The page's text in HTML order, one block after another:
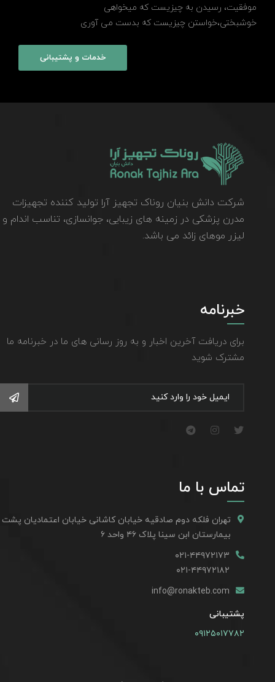
موفقیت، رسیدن به چیزیست که میخواهی
خوشبختی،خواستن چیزیست که بدست می آوری
خدمات و پشتیبانی
شرکت دانش بنیان روناک تجهیز آرا تولید کننده تجهیزات
مدرن پزشکی در زمینه های زیبایی، جوانسازی، تناسب اندام و
لیزر موهای زائد می باشد.
خبرنامه
برای دریافت آخرین اخبار و به روز رسانی های ما در خبرنامه ما
مشترک شوید
تماس با ما
تهران فلکه دوم صادقیه خیابان کاشانی خیابان اعتمادیان پشت
بیمارستان ابن سینا پلاک ۴۶ واحد ۶
۰۲۱-۴۴۹۷۲۱۷۳
۰۲۱-۴۴۹۷۲۱۸۲
info@ronakteb.com
پشتیبانی
۰۹۱۲۵۰۱۷۷۸۲